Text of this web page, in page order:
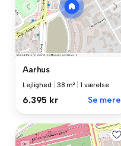
Aarhus
Lejlighed 38 m² 1 værelse
6.395 kr Se mere